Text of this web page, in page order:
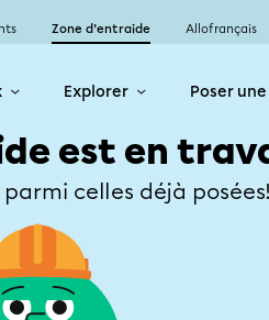
Zone d’entraide Allofrançais
Explorer Poser
est en
celles déjà